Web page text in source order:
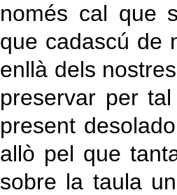
només cal que
que cadascú de
enllà dels
preservar per
present
allò pel que
sobre la taula